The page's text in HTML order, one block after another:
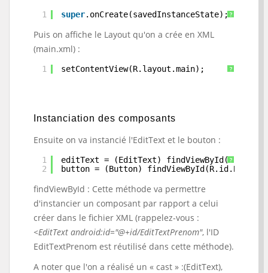
?
1 super.onCreate(savedInstanceState);
Puis on affiche le Layout qu'on a crée en XML
(main.xml) :
?
1 setContentView(R.layout.main);
Instanciation des composants
Ensuite on va instancié l'EditText et le bouton :
?
1
2
editText = (EditText)
button = (Button)
findViewById : Cette méthode va permettre
d'instancier un composant par rapport a celui
créer dans le fichier XML (rappelez-vous :
<EditText android:id="@+id/EditTextPrenom", l'ID
EditTextPrenom est réutilisé dans cette méthode).
A noter que l'on a réalisé un « cast » :(EditText),